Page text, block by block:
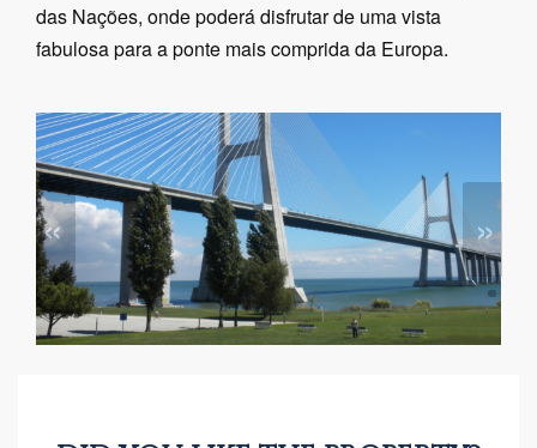
das Nações, onde poderá disfrutar de uma vista
fabulosa para a ponte mais comprida da Europa.
« »